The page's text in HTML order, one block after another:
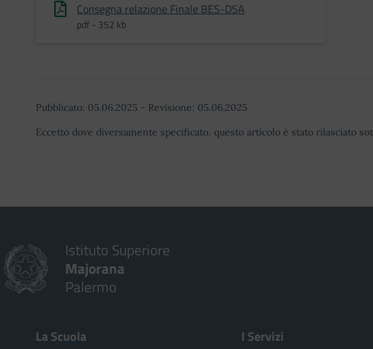
Consegna relazione Finale BES-DSA
pdf - 352 kb
Pubblicato: 05.06.2025 - Revisione: 05.06.2025
Eccetto dove diversamente specificato, questo articolo è stato rilasciato
Istituto Superiore
Majorana
Palermo
La Scuola I Servizi